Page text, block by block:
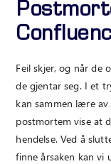
Feil skjer, og når de
de gjentar seg. I et
kan sammen lære
postmortem vise at
hendelse. Ved å
finne årsaken kan vi